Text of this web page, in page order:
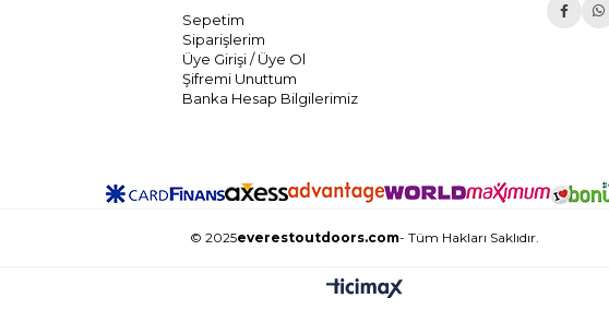
Sepetim
Siparişlerim
Üye Girişi / Üye Ol
Şifremi Unuttum
Banka Hesap Bilgilerimiz
© 2025everestoutdoors.com- Tüm Hakları Saklıdır.